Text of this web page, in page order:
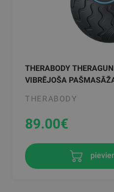
THERABODY
VIBRĒJOŠA
THERABODY
89.00€